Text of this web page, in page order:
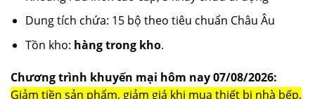
Dung tích chứa: 15 bộ theo tiêu chuẩn Châu Âu
Tồn kho: hàng trong kho.
Chương trình khuyến mại hôm nay 07/08/2026:
Giảm tiền sản phẩm, giảm giá khi mua thiết bị nhà bếp,